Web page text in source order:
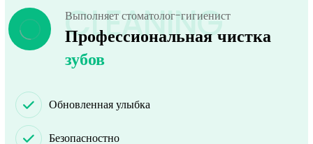
CLEANING
Выполняет стоматолог-гигиенист
Профессиональная чистка
зубов
Обновленная улыбка
Безопасностно